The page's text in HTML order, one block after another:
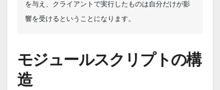
を与え、クライアントで実行したものは自分だけが影
響を受けるということになります。
モジュールスクリプトの構
造